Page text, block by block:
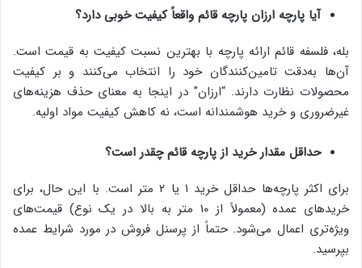
آیا پارچه ارزان پارچه قائم واقعاً کیفیت خوبی دارد؟
بله، فلسفه قائم ارائه پارچه با بهترین نسبت کیفیت به قیمت است.
آن‌ها به‌دقت تامین‌کنندگان خود را انتخاب می‌کنند و بر کیفیت
محصولات نظارت دارند. “ارزان” در اینجا به معنای حذف هزینه‌های
غیرضروری و خرید هوشمندانه است، نه کاهش کیفیت مواد اولیه.
حداقل مقدار خرید از پارچه قائم چقدر است؟
برای اکثر پارچه‌ها حداقل خرید ۱ یا ۲ متر است. با این حال، برای
خریدهای عمده (معمولاً از ۱۰ متر به بالا در یک نوع) قیمت‌های
ویژه‌تری اعمال می‌شود. حتماً از پرسنل فروش در مورد شرایط عمده
بپرسید.